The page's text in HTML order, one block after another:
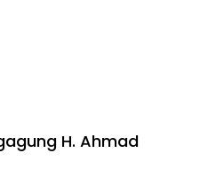
H. Ahmad